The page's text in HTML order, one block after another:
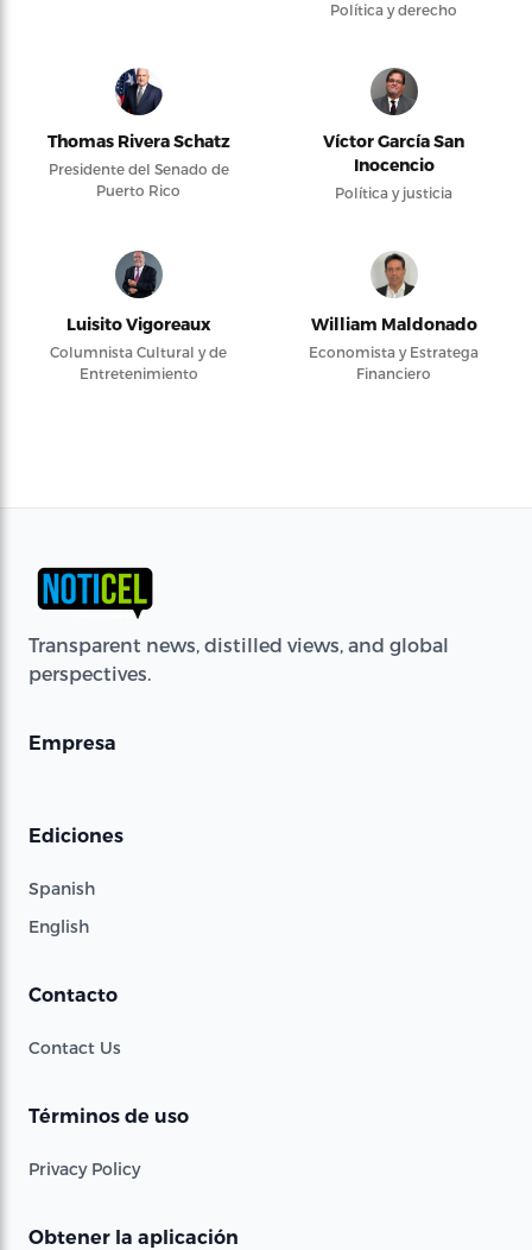
Política y derecho
Thomas Rivera Schatz
Presidente del Senado de
Puerto Rico
Víctor García San
Inocencio
Política y justicia
Luisito Vigoreaux
Columnista Cultural y de
Entretenimiento
William Maldonado
Economista y Estratega
Financiero
Transparent news, distilled views, and global
perspectives.
Empresa
Ediciones
Spanish
English
Contacto
Contact Us
Términos de uso
Privacy Policy
Obtener la aplicación